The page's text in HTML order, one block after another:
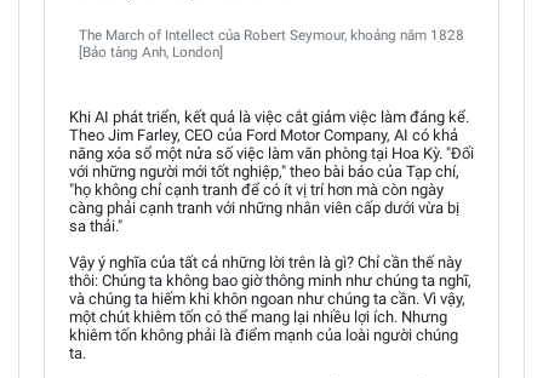
The March of Intellect của Robert Seymour, khoảng năm 1828
[Bảo tàng Anh, London]
Khi AI phát triển, kết quả là việc cắt giảm việc làm đáng kể.
Theo Jim Farley, CEO của Ford Motor Company, AI có khả
năng xóa sổ một nửa số việc làm văn phòng tại Hoa Kỳ. "Đối
với những người mới tốt nghiệp," theo bài báo của Tạp chí,
"họ không chỉ cạnh tranh để có ít vị trí hơn mà còn ngày
càng phải cạnh tranh với những nhân viên cấp dưới vừa bị
sa thải."
Vậy ý nghĩa của tất cả những lời trên là gì? Chỉ cần thế này
thôi: Chúng ta không bao giờ thông minh như chúng ta nghĩ,
và chúng ta hiếm khi khôn ngoan như chúng ta cần. Vì vậy,
một chút khiêm tốn có thể mang lại nhiều lợi ích. Nhưng
khiêm tốn không phải là điểm mạnh của loài người chúng
ta.